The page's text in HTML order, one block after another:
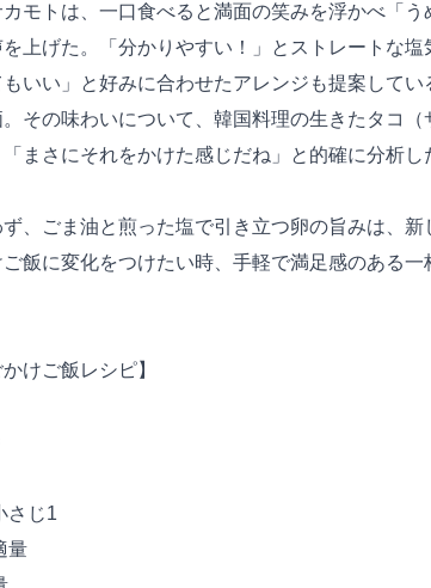
モトは、一口食べると満面の笑みを浮かべ「
を上げた。「分かりやすい！」とストレートな
いい」と好みに合わせたアレンジも提案してい
その味わいについて、韓国料理の生きたタコ
まさにそれをかけた感じだね」と的確に分析し
、ごま油と煎った塩で引き立つ卵の旨みは、
ご飯に変化をつけたい時、手軽で満足感のある
かけご飯レシピ】
さじ1
量